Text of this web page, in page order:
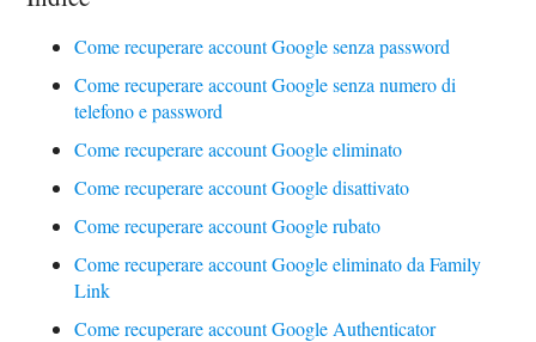
Come recuperare account Google senza password
Come recuperare account Google senza numero di
telefono e password
Come recuperare account Google eliminato
Come recuperare account Google disattivato
Come recuperare account Google rubato
Come recuperare account Google eliminato da Family
Link
Come recuperare account Google Authenticator